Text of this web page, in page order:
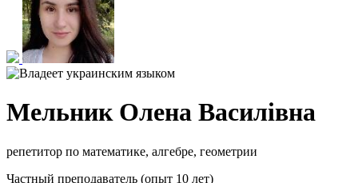
Мельник Олена Василівна
репетитор по математике, алгебре, геометрии
Частный преподаватель (опыт 10 лет)